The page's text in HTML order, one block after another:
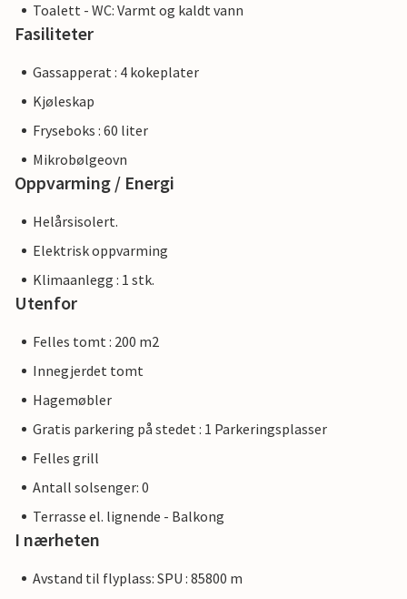
Toalett - WC: Varmt og kaldt vann
Fasiliteter
Gassapperat : 4 kokeplater
Kjøleskap
Fryseboks : 60 liter
Mikrobølgeovn
Oppvarming / Energi
Helårsisolert.
Elektrisk oppvarming
Klimaanlegg : 1 stk.
Utenfor
Felles tomt : 200 m2
Innegjerdet tomt
Hagemøbler
Gratis parkering på stedet : 1 Parkeringsplasser
Felles grill
Antall solsenger: 0
Terrasse el. lignende - Balkong
I nærheten
Avstand til flyplass: SPU : 85800 m